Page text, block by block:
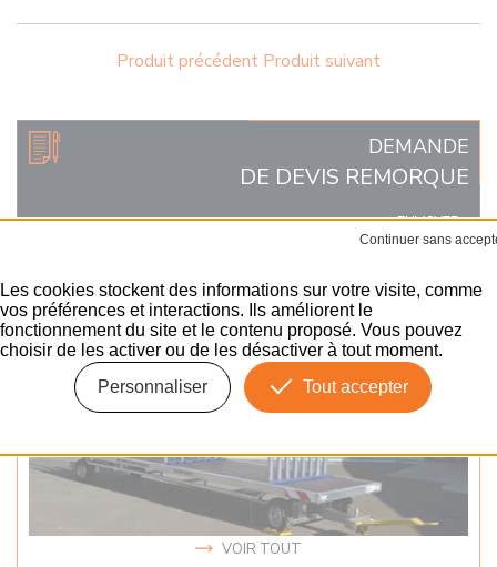
Produit précédent Produit suivant
DEMANDE
DE DEVIS REMORQUE
ENVOYER
REMORQUES SPÉCIALES
Remorque
VOIR TOUT
Les cookies stockent des informations sur votre visite, comme
vos préférences et interactions. Ils améliorent le
fonctionnement du site et le contenu proposé. Vous pouvez
choisir de les activer ou de les désactiver à tout moment.
Tout accepter
Personnaliser